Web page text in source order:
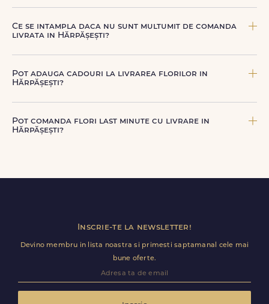
platii comenzii, in functie de intervalul de livrare aes.
Ce se intampla daca nu sunt multumit de comanda
livrata in Hărpășești?
astfel incat poti comanda fara griji.
Pot adauga cadouri la livrarea florilor in
Hărpășești?
baloane, ursuleti de plus, torturi sau alte produse
premium direct in cosul de cumparaturi.
Pot comanda flori last minute cu livrare in
Hărpășești?
in doar cateva ore.
Inscrie-te la newsletter!
Devino membru in lista noastra si primesti saptamanal cele mai
bune oferte.